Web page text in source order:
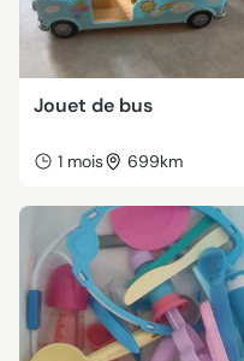
Jouet de bus
1 mois 699km